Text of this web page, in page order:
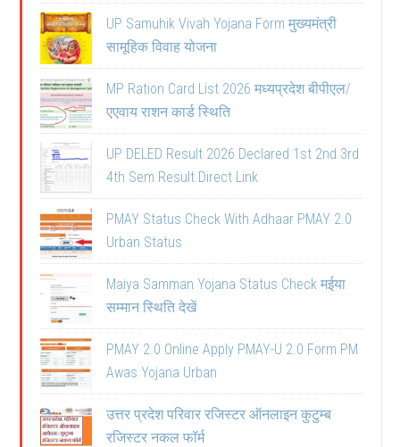
UP Samuhik Vivah Yojana Form मुख्यमंत्री
सामूहिक विवाह योजना
MP Ration Card List 2026 मध्यप्रदेश बीपीएल/
एएवाय राशन कार्ड स्थिति
UP DELED Result 2026 Declared 1st 2nd 3rd
4th Sem Result Direct Link
PMAY Status Check With Adhaar PMAY 2.0
Urban Status
Maiya Samman Yojana Status Check मईया
सम्मान स्थिति देखें
PMAY 2.0 Online Apply PMAY-U 2.0 Form PM
Awas Yojana Urban
उत्तर प्रदेश परिवार रजिस्टर ऑनलाइन कुटुम्ब
रजिस्टर नकल फॉर्म